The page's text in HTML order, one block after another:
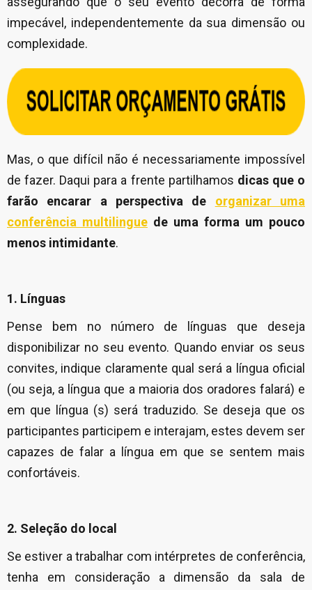
impecável, independentemente da sua dimensão ou
complexidade.
Mas, o que difícil não é necessariamente impossível
de fazer. Daqui para a frente partilhamos dicas que o
farão encarar a perspectiva de organizar uma
conferência multilingue de uma forma um pouco
menos intimidante.
1. Línguas
Pense bem no número de línguas que deseja
disponibilizar no seu evento. Quando enviar os seus
convites, indique claramente qual será a língua oficial
(ou seja, a língua que a maioria dos oradores falará) e
em que língua (s) será traduzido. Se deseja que os
participantes participem e interajam, estes devem ser
capazes de falar a língua em que se sentem mais
confortáveis.
2. Seleção do local
Se estiver a trabalhar com intérpretes de conferência,
tenha em consideração a dimensão da sala de